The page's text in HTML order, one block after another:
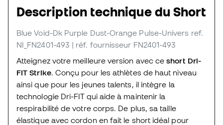
Description technique du Short
Blue Void-Dk Purple Dust-Orange Pulse-Univers ref.
NI_FN2401-493 | réf. fournisseur FN2401-493
Atteignez votre meilleure version avec ceshort Dri-
FIT Strike. Conçu pour les athlètes de haut niveau
ainsi que pour les jeunes talents, il intègre la
technologie Dri-FIT qui aide à maintenir la
respirabilité de votre corps. De plus, sa taille
élastique avec cordon en fait le short idéal pour